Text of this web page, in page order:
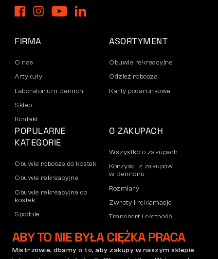
FIRMA
O nas
Artykuły
Laboratorium Bennon
Sklep
Kontakt
ASORTYMENT
Obuwie rekreacyjne
Odzież robocza
Karty podarunkowe
POPULARNE
KATEGORIE
Obuwie robocze do kostek
Obuwie rekreacyjne
Obuwie rekreacyjne do
kostek
Spodnie
O ZAKUPACH
Wszystko o zakupach
Korzyści z zakupów
w Bennonu
Rozmiary
Zwroty i reklamacje
Transport i płatność
Konto firmowe
Rejestracja partnerów B2B
ABY TO NIE BYŁA CIĘŻKA PRACA
Mistrzowie, dbamy o to, aby zakupy w naszym sklepie